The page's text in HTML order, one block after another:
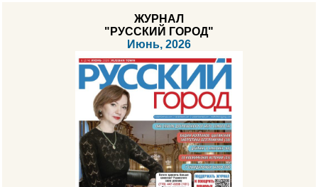
ЖУРНАЛ
"РУССКИЙ ГОРОД"
Июнь, 2026